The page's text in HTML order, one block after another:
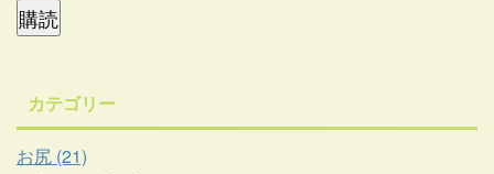
購読
カテゴリー
お尻 (21)